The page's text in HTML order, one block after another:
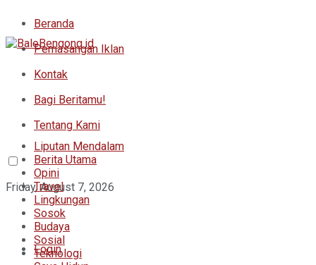
Beranda
Pemasangan Iklan
Kontak
Bagi Beritamu!
Tentang Kami
Friday, August 7, 2026
Login
Liputan Mendalam
Berita Utama
Opini
Travel
Lingkungan
Sosok
Budaya
Sosial
Teknologi